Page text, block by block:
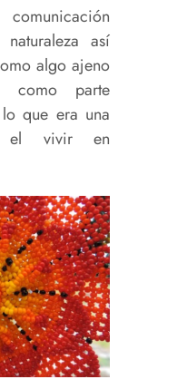
así
algo ajeno
como parte
que era una
el vivir en